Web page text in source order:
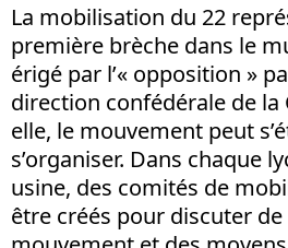
La mobilisation du 22
première brèche dans le
érigé par l’« opposition »
direction confédérale de la
elle, le mouvement peut
s’organiser. Dans chaque
usine, des comités de
être créés pour discuter